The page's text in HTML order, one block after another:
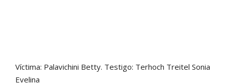
Víctima: Palavichini Betty. Testigo: Terhoch Treitel Sonia
Evelina